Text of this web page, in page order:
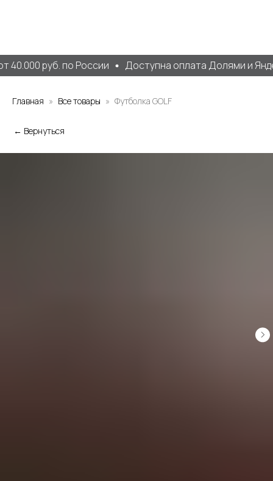
40.000 руб. по России Доступна оплата Долями и
Главная Все товары Футболка GOLF
← Вернуться